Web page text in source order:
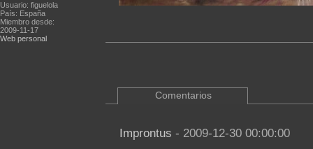
Usuario: figuelola
País: España
Miembro desde:
2009-11-17
Web personal
Comentarios
Improntus - 2009-12-30 00:00:00